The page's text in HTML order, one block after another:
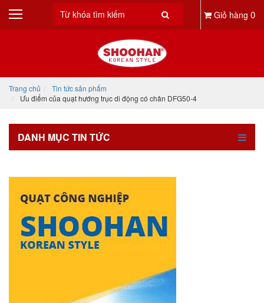
Giỏ hàng 0
Trang chủ
Tin tức sản phẩm
Ưu điểm của quạt hướng trục di động có chân DFG50-4
DANH MỤC TIN TỨC